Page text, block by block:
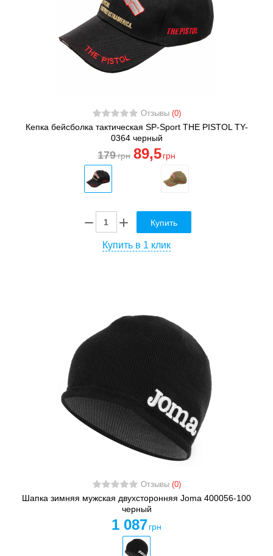
Отзывы (0)
Кепка бейсболка тактическая SP-Sport THE PISTOL TY-
0364 черный
179грн 89,5 грн
Купить
Купить в 1 клик
Отзывы (0)
Шапка зимняя мужская двухсторонняя Joma 400056-100
черный
1 087 грн